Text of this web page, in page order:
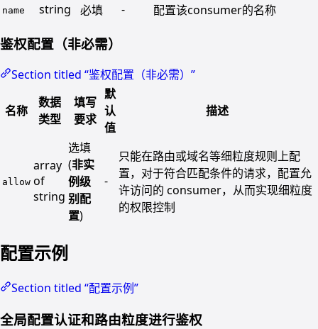
name string 必填 - 配置该consumer的名称
鉴权配置（非必需）
Section titled “鉴权配置（非必需）”
名称
数据
类型
填写
要求
默
认
值
描述
allow
array
of
string
选填
(非实
例级
别配
置)
-
只能在路由或域名等细粒度规则上配
置，对于符合匹配条件的请求，配置允
许访问的 consumer，从而实现细粒度
的权限控制
配置示例
Section titled “配置示例”
全局配置认证和路由粒度进行鉴权